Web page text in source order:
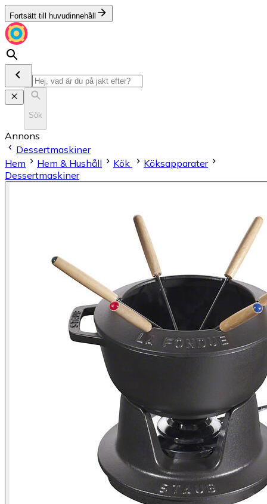
Fortsätt till huvudinnehåll
Sök
Annons
Dessertmaskiner
Hem
Hem & Hushåll Kök
Köksapparater
Dessertmaskiner